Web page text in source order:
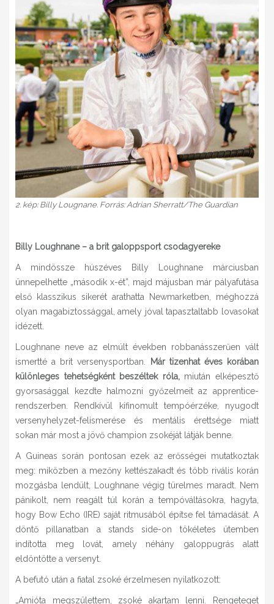
2. kép: Billy Lougnane. Forrás: Adrian Sherratt/The Guardian
Billy Loughnane – a brit galoppsport csodagyereke
A mindössze húszéves Billy Loughnane márciusban
ünnepelhette „második x-ét”, majd májusban már pályafutása
első klasszikus sikerét arathatta Newmarketben, méghozzá
olyan magabiztossággal, amely jóval tapasztaltabb lovasokat
idézett.
Loughnane neve az elmúlt években robbanásszerűen vált
ismertté a brit versenysportban.
Már tizenhat éves korában
különleges tehetségként beszéltek róla,miután elképesztő
gyorsasággal kezdte halmozni győzelmeit az apprentice-
rendszerben. Rendkívül kifinomult tempóérzéke, nyugodt
versenyhelyzet-felismerése és mentális érettsége miatt
sokan már most a jövő champion zsokéját látják benne.
A Guineas során pontosan ezek az erősségei mutatkoztak
meg: miközben a mezőny kettészakadt és több rivális korán
mozgásba lendült, Loughnane végig türelmes maradt. Nem
pánikolt, nem reagált túl korán a tempóváltásokra, hagyta,
hogy Bow Echo (IRE) saját ritmusából építse fel támadását. A
döntő pillanatban a stands side-on tökéletes ütemben
indította meg lovát, amely néhány galoppugrás alatt
eldöntötte a versenyt.
A befutó után a fiatal zsoké érzelmesen nyilatkozott:
„Amióta megszülettem, zsoké akartam lenni. Rengeteget